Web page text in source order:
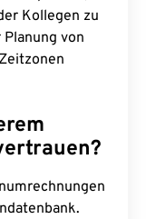
Kollegen zu
von